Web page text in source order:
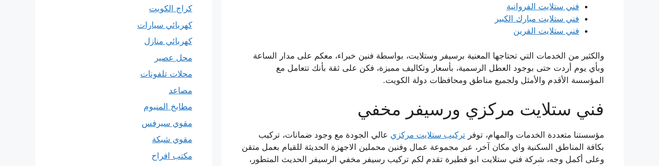
فني ستلايت الفروانية
فني ستلايت مبارك الكبير
فني ستلايت القرين
والكثير من الخدمات التي تحتاجها المعنية برسيفر وستلايت، بواسطة فنين خبراء، معكم على مدار الساعة
وبأي يوم أردت حتى بوجود العطل الرسمية، بأسعار وتكاليف مميزة، فكن على ثقة بأنك تتعامل مع
المؤسسة الأقدم والأمثل ولجميع مناطق ومحافظات دولة الكويت.
فني ستلايت مركزي ورسيفر مخفي
مؤسستنا متعددة الخدمات والمهام، توفر تركيب ستلايت مركزي عالي الجودة مع وجود ضمانات، تركيب
بكافة المناطق السكنية واي مكان آخر، عبر مجموعة عمال وفنين محملين الاجهزة الحديثة للقيام بعمل متقن
وعلى أكمل وجه، شركة فني ستلايت ابو فطيرة تقدم لكم تركيب رسيفر مخفي الرسيفر الحديث المتطور،
كراج الكويت
كهربائي سيارات
كهربائي منازل
محل عصير
محلات تلفونات
مصاعد
مطابخ المنيوم
مقوي سيرفس
مقوي شبكة
مكتب افراح